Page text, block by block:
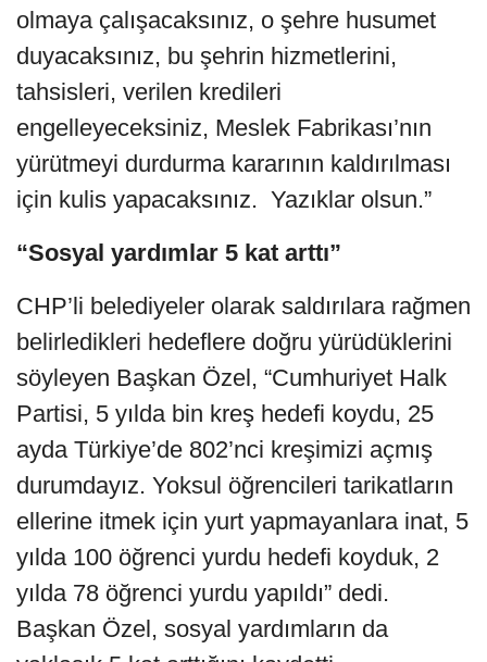
olmaya çalışacaksınız, o şehre husumet
duyacaksınız, bu şehrin hizmetlerini,
tahsisleri, verilen kredileri
engelleyeceksiniz, Meslek Fabrikası’nın
yürütmeyi durdurma kararının kaldırılması
için kulis yapacaksınız. Yazıklar olsun.”
“Sosyal yardımlar 5 kat arttı”
CHP’li belediyeler olarak saldırılara rağmen
belirledikleri hedeflere doğru yürüdüklerini
söyleyen Başkan Özel, “Cumhuriyet Halk
Partisi, 5 yılda bin kreş hedefi koydu, 25
ayda Türkiye’de 802’nci kreşimizi açmış
durumdayız. Yoksul öğrencileri tarikatların
ellerine itmek için yurt yapmayanlara inat, 5
yılda 100 öğrenci yurdu hedefi koyduk, 2
yılda 78 öğrenci yurdu yapıldı” dedi.
Başkan Özel, sosyal yardımların da